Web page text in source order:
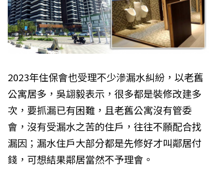
2023年住保會也受理不少滲漏水糾紛，以老舊
公寓居多，吳翃毅表示，很多都是裝修改建多
次，要抓漏已有困難，且老舊公寓沒有管委
會，沒有受漏水之苦的住戶，往往不願配合找
漏因；漏水住戶大部分都是先修好才叫鄰居付
錢，可想結果鄰居當然不予理會。